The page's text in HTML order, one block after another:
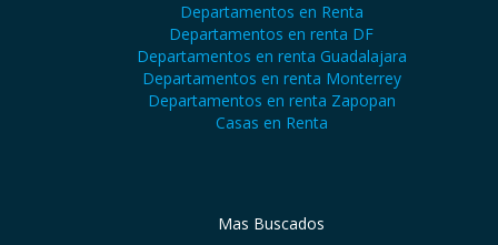
Departamentos en Renta
Departamentos en renta DF
Departamentos en renta Guadalajara
Departamentos en renta Monterrey
Departamentos en renta Zapopan
Casas en Renta
Mas Buscados